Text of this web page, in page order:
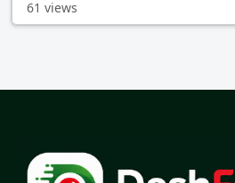
61 views